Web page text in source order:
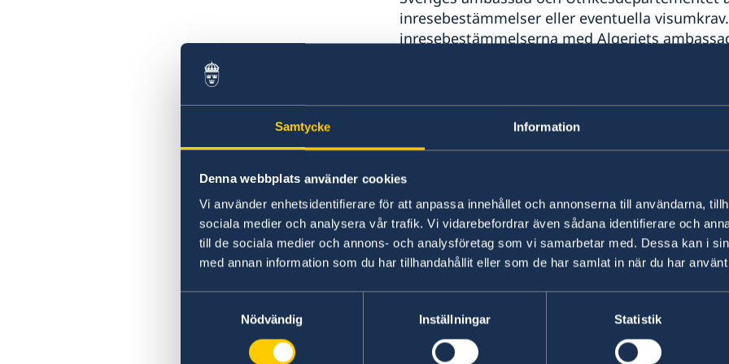
Samtycke Information
Denna webbplats använder cookies
Vi använder enhetsidentifierare för att anpassa innehållet och annonserna till användarna,
sociala medier och analysera vår trafik. Vi vidarebefordrar även sådana identifierare och
till de sociala medier och annons- och analysföretag som vi samarbetar med. Dessa kan i
med annan information som du har tillhandahållit eller som de har samlat in när du har
Nödvändig
Inställningar Statistik
inresebestämmelser eller eventuella
inresebestämmelserna med Algeriets
För barn med dubbla medborgarskap
algeriskt pass eller är inskrivet i en förälders
utresebestämmelser innehav även avsvenskt
. Tänk på att söka svenskt pass hos
avresa.
En svensk medborgare måste alltid resa
Algeriet, även om personen har algeriskt
algeriskt pass.
Vänligen observera att det inte är möjligt att
återresa till Sverige för en person som redan
ett svenskt ordinarie pass för återresa till